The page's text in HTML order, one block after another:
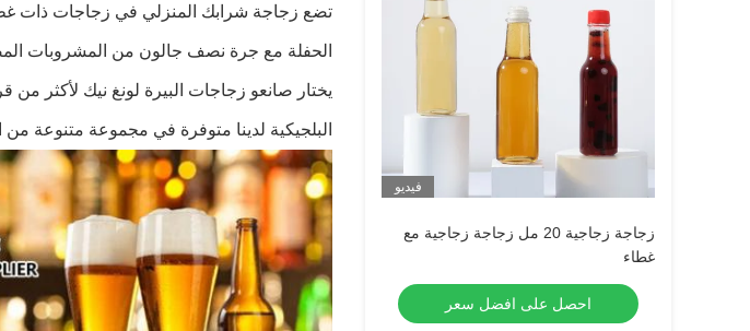
فيديو
زجاجة زجاجية 20 مل زجاجة زجاجية مع
غطاء
احصل على افضل سعر
تضع زجاجة شرابك المنزلي في زجاجات ذات
الحفلة مع جرة نصف جالون من المشروبات
يختار صانعو زجاجات البيرة لونغ نيك لأكثر من
البلجيكية لدينا متوفرة في مجموعة متنوعة من